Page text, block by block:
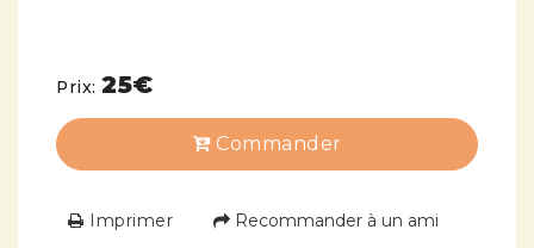
Prix:25€
Commander
Imprimer Recommander à un ami